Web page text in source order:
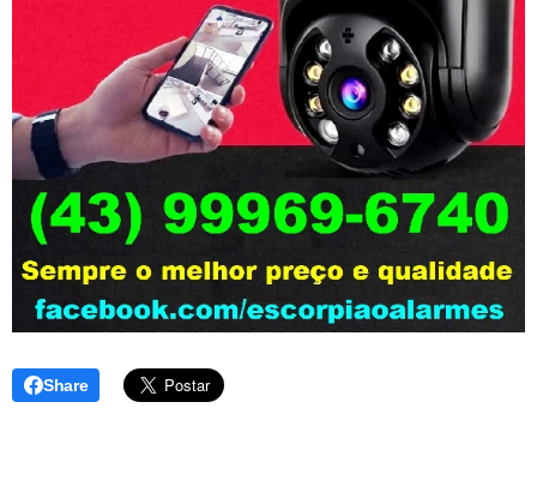
Share